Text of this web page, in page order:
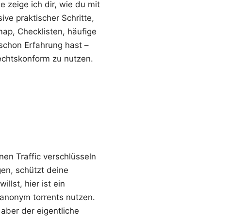
zeige ich dir, wie du mit
praktischer Schritte,
Checklisten, häufige
Erfahrung hast –
zu nutzen.
Traffic verschlüsseln
schützt deine
hier ist ein
torrents nutzen.
der eigentliche